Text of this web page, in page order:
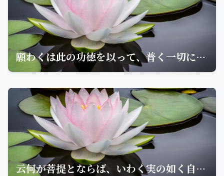
願わくは此の功徳を以って、普く一切に及ぼし、我等と衆生と皆共に、仏道を成ぜんことを
云何が菩提とならば、いわく実の如く自心を知るなり